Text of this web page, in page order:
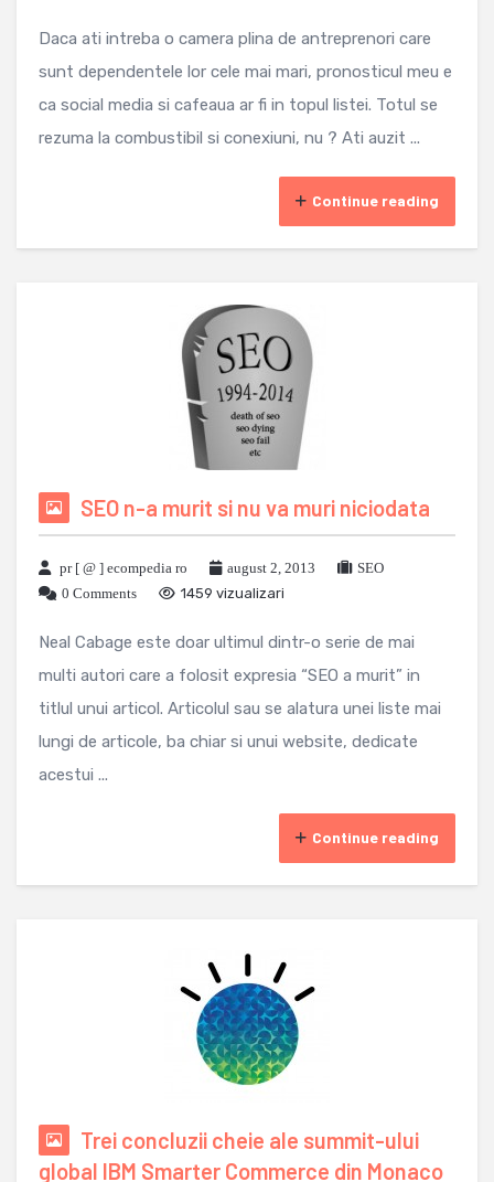
Daca ati intreba o camera plina de antreprenori care
sunt dependentele lor cele mai mari, pronosticul meu e
ca social media si cafeaua ar fi in topul listei. Totul se
rezuma la combustibil si conexiuni, nu ? Ati auzit ...
Continue reading
SEO n-a murit si nu va muri niciodata
pr [ @ ] ecompedia ro august 2, 2013
SEO
0 Comments
1459 vizualizari
Neal Cabage este doar ultimul dintr-o serie de mai
multi autori care a folosit expresia “SEO a murit” in
titlul unui articol. Articolul sau se alatura unei liste mai
lungi de articole, ba chiar si unui website, dedicate
acestui ...
Continue reading
Trei concluzii cheie ale summit-ului
global IBM Smarter Commerce din Monaco